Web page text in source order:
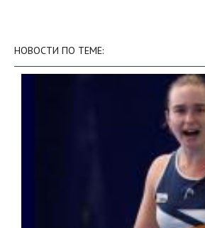
НОВОСТИ ПО ТЕМЕ: